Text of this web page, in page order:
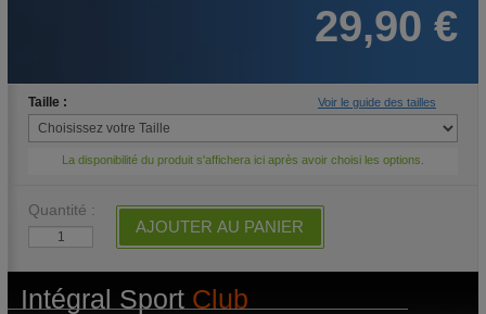
29,90 €
Taille : Voir le guide des tailles
La disponibilité du produit s'affichera ici après avoir choisi les options.
Quantité :
AJOUTER AU PANIER
Intégral Sport Club